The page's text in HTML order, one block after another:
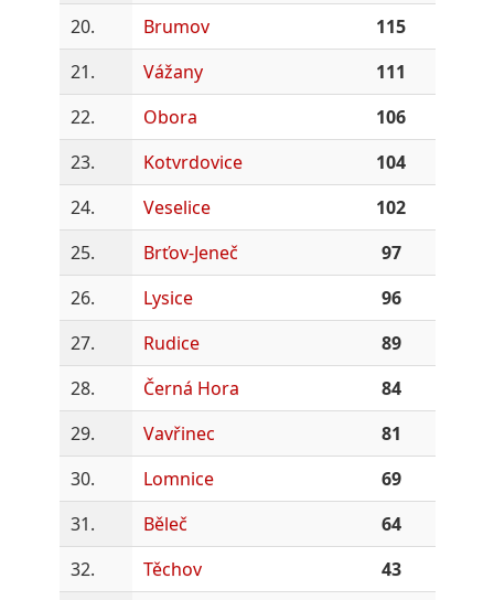
20.
Brumov
115
21.
Vážany
111
22.
Obora
106
23.
Kotvrdovice
104
24.
Veselice
102
25.
Brťov-Jeneč
97
26.
Lysice
96
27.
Rudice
89
28.
Černá Hora
84
29.
Vavřinec
81
30.
Lomnice
69
31.
Běleč
64
32.
Těchov
43